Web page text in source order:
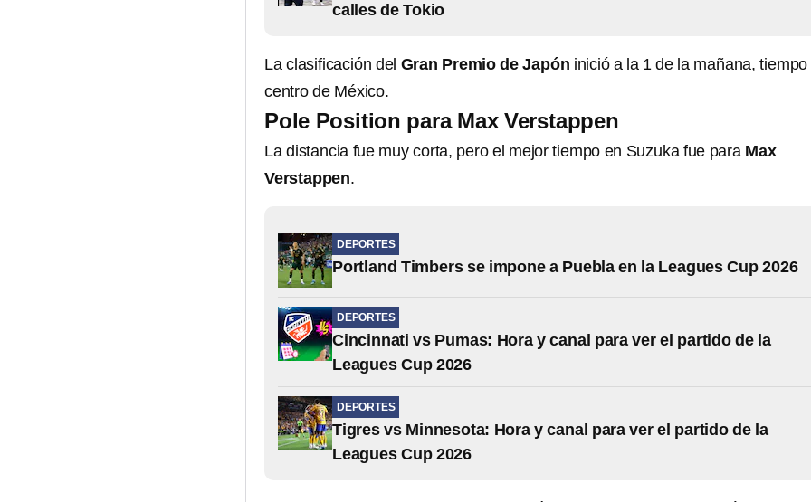
calles de Tokio
La clasificación del Gran Premio de Japón inició a la 1 de la mañana, tiempo
centro de México.
Pole Position para Max Verstappen
La distancia fue muy corta, pero el mejor tiempo en Suzuka fue para Max
Verstappen.
DEPORTES
Portland Timbers se impone a Puebla en la Leagues Cup 2026
DEPORTES
Cincinnati vs Pumas: Hora y canal para ver el partido de la
Leagues Cup 2026
DEPORTES
Tigres vs Minnesota: Hora y canal para ver el partido de la
Leagues Cup 2026